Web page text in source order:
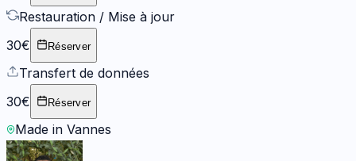
Restauration / Mise à jour
30€
Réserver
Transfert de données
30€
Réserver
Made in Vannes